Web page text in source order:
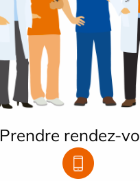
Prendre rendez-